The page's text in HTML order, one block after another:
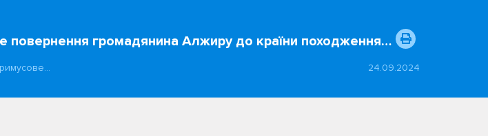
повернення громадянина Алжиру до країни походження…
24.09.2024